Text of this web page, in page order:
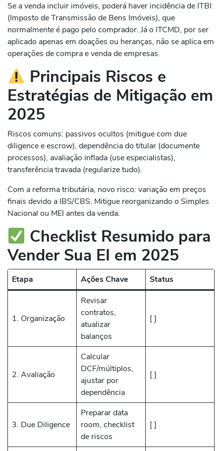
Se a venda incluir imóveis, poderá haver incidência de ITBI
(Imposto de Transmissão de Bens Imóveis), que
normalmente é pago pelo comprador. Já o ITCMD, por ser
aplicado apenas em doações ou heranças, não se aplica em
operações de compra e venda de empresas.
Principais Riscos e
Estratégias de Mitigação em
2025
Riscos comuns: passivos ocultos (mitigue com due
diligence e escrow), dependência do titular (documente
processos), avaliação inflada (use especialistas),
transferência travada (regularize tudo).
Com a reforma tributária, novo risco: variação em preços
finais devido a IBS/CBS. Mitigue reorganizando o Simples
Nacional ou MEI antes da venda.
Checklist Resumido para
Vender Sua EI em 2025
Etapa Ações Chave Status
1. Organização
Revisar
contratos,
atualizar
balanços
[ ]
2. Avaliação
Calcular
DCF/múltiplos,
ajustar por
dependência
[ ]
3. Due Diligence
Preparar data
room, checklist
de riscos
[ ]